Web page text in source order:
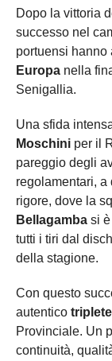
Dopo la vittoria
successo nel
portuensi hanno
Europa nella
Senigallia.
Una sfida
Moschini per il
pareggio degli
regolamentari, a
rigore, dove la
Bellagamba si
tutti i tiri dal
della stagione.
Con questo
autentico triplete
Provinciale. Un
continuità,